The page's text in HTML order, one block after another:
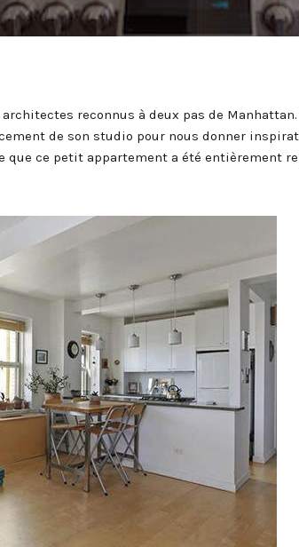
reconnus à deux pas de Manhattan.
de son studio pour nous donner
que ce petit appartement a été entièrement